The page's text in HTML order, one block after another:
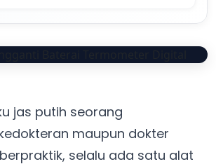
jas putih seorang
maupun dokter
selalu ada satu alat